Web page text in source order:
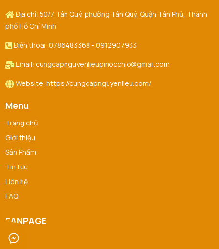
Địa chỉ: 50/7 Tân Quý, phường Tân Quý, Quận Tân Phú, Thành
phố Hồ Chí Minh
Điện thoại: 0786483368 - 0912907933
Email: cungcapnguyenlieupinocchio@gmail.com
Website: https://cungcapnguyenlieu.com/
Menu
Trang chủ
Giới thiệu
Sản Phẩm
Tin tức
Liên hệ
FAQ
FANPAGE